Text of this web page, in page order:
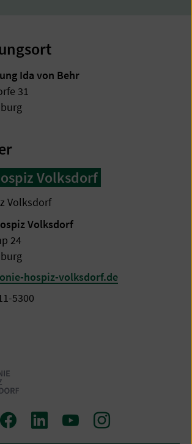
Ida von Behr
31
Volksdorf
Volksdorf
Volksdorf
24
hospiz-volksdorf.de
5300
Zum
Zum Zum Zum